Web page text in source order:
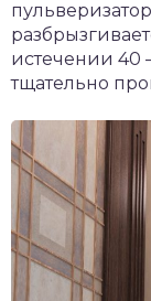
истечении 40
тщательно